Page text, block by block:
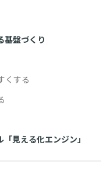
基盤づくり
くする
見える化エンジン」